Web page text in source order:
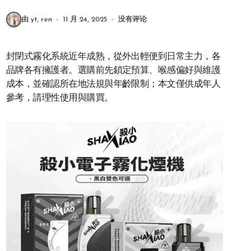
由 yt, ren 11 月 24, 2025 没有评论
封閉式霧化系統近年成熟，從外出輕便到日常主力，各
品牌各有擁護者。選購前先鎖定預算、喉感偏好與維護
成本，並確認所在地法規與年齡限制；本文僅供成年人
參考，請理性使用與購買。